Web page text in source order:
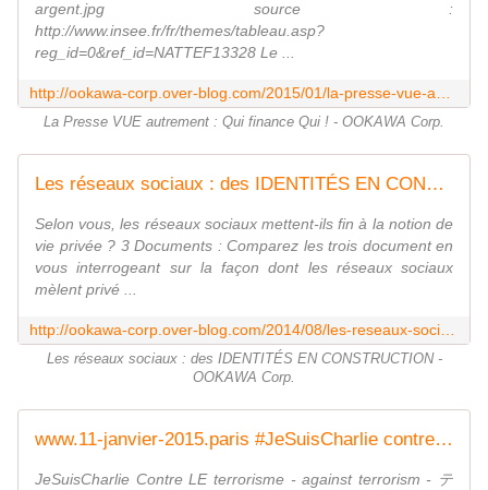
argent.jpg source :
http://www.insee.fr/fr/themes/tableau.asp?
reg_id=0&ref_id=NATTEF13328 Le ...
La Presse VUE autrement : Qui finance Qui ! - OOKAWA Corp.
Les réseaux sociaux : des IDENTITÉS EN CONSTRUCTION - OOKAWA Corp.
Selon vous, les réseaux sociaux mettent-ils fin à la notion de
vie privée ? 3 Documents : Comparez les trois document en
vous interrogeant sur la façon dont les réseaux sociaux
mèlent privé ...
Les réseaux sociaux : des IDENTITÉS EN CONSTRUCTION -
OOKAWA Corp.
www.11-janvier-2015.paris #JeSuisCharlie contre LE terrorisme - against terrorism - 反恐 - gegen den Terrorismus - テロに対する - OOKAWA Corp.
JeSuisCharlie Contre LE terrorisme - against terrorism - テ